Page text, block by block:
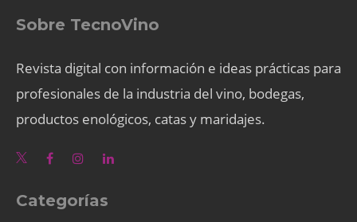
Sobre TecnoVino
Revista digital con información e ideas prácticas para
profesionales de la industria del vino, bodegas,
productos enológicos, catas y maridajes.
Categorías